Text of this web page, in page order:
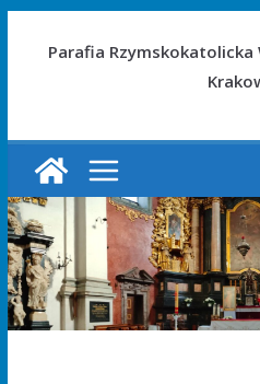
Parafia